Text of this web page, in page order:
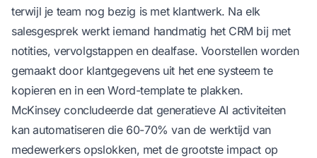
terwijl je team nog bezig is met klantwerk. Na elk
salesgesprek werkt iemand handmatig het CRM bij met
notities, vervolgstappen en dealfase. Voorstellen worden
gemaakt door klantgegevens uit het ene systeem te
kopieren en in een Word-template te plakken.
McKinsey concludeerde dat generatieve AI activiteiten
kan automatiseren die 60-70% van de werktijd van
medewerkers opslokken, met de grootste impact op